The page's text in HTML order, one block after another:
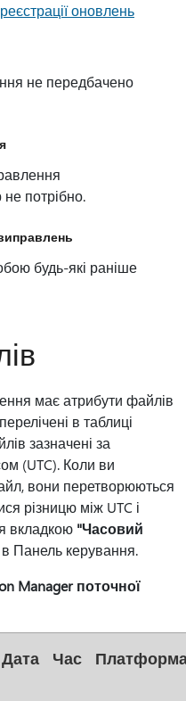
оновлень
не передбачено
потрібно.
будь-які раніше
має атрибути файлів
в таблиці
зазначені за
(UTC). Коли ви
вони перетворюються
різницю між UTC і
вкладкою "Часовий
Панель керування.
Manager поточної
Дата Час